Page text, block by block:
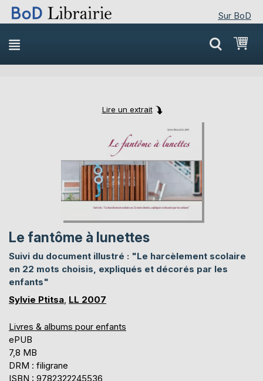
Sur BoD
Skip
to
Content
Lire un extrait
to
the
end
of
the
images
gallery
to
the
beginning
of
the
images
gallery
Le fantôme à lunettes
Suivi du document illustré : "Le harcèlement scolaire
en 22 mots choisis, expliqués et décorés par les
enfants"
Sylvie Ptitsa, LL 2007
Livres & albums pour enfants
ePUB
7,8 MB
DRM : filigrane
ISBN : 9782322245536